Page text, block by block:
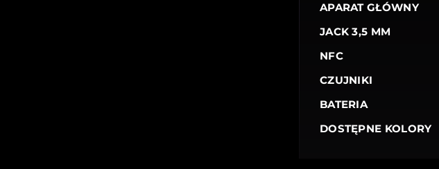
APARAT GŁÓWNY
JACK 3,5 MM
NFC
CZUJNIKI
BATERIA
DOSTĘPNE KOLORY